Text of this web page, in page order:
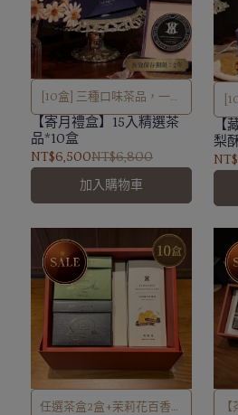
[10盒] 三種口味茶品，一次
滿足
【寄月禮盒】15入精選茶
品*10盒
NT$6,500NT$6,800
加入購物車
[10盒]
【
梨
任選茶盒2盒+茉莉花百香鳳